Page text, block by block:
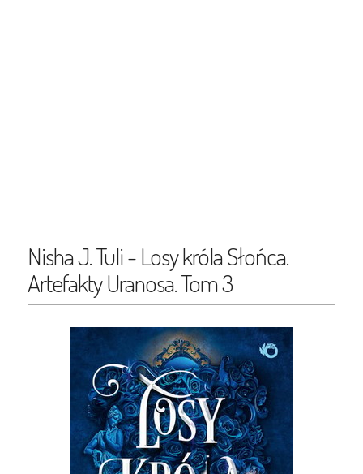
Nisha J. Tuli - Losy króla Słońca.
Artefakty Uranosa. Tom 3